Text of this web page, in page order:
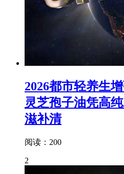
2026都市轻养生
灵芝孢子油凭高
滋补清
阅读：200
2